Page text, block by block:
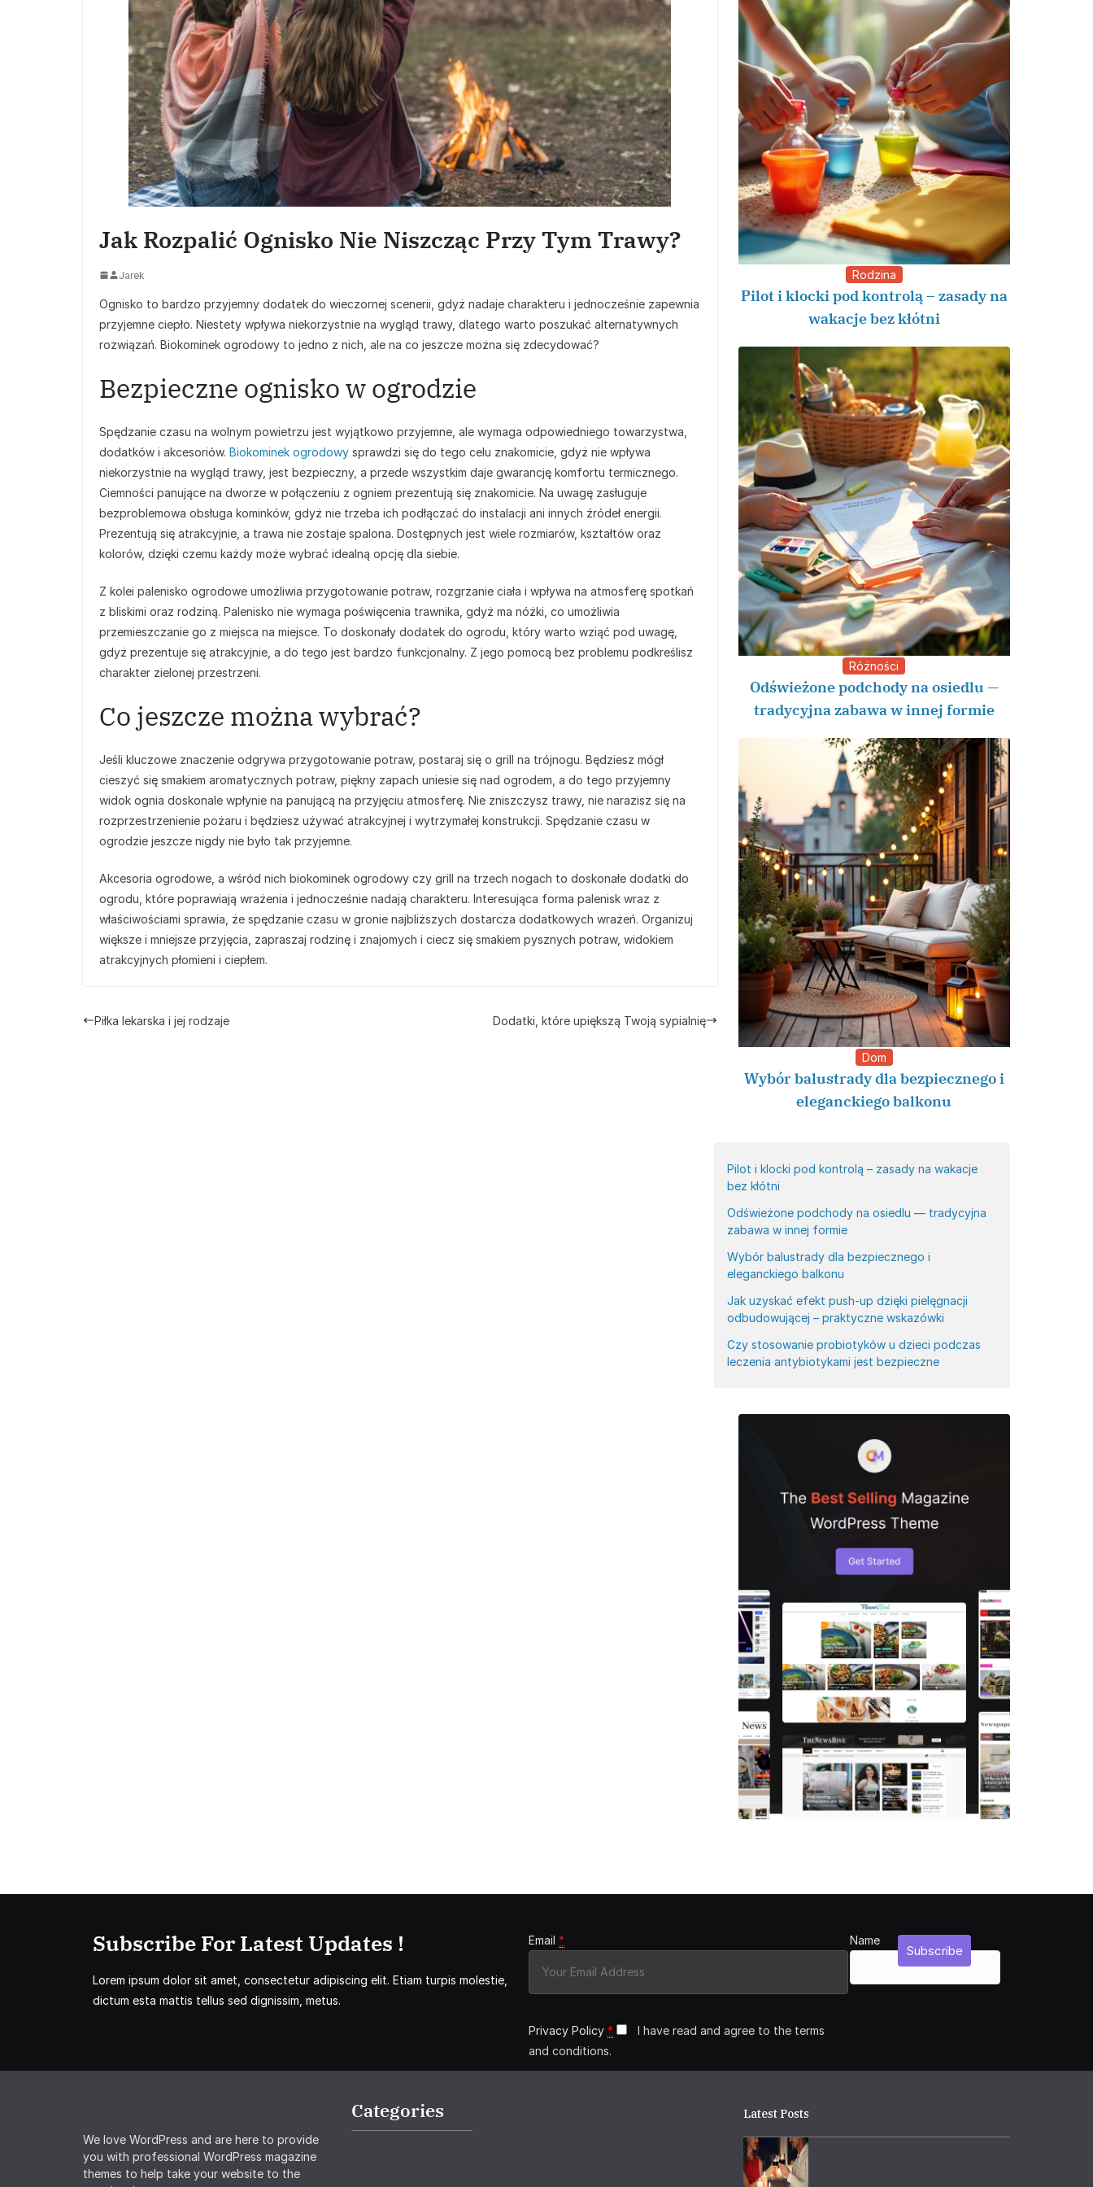
Jak Rozpalić Ognisko Nie Niszcząc Przy Tym Trawy?
Jarek
Ognisko to bardzo przyjemny dodatek do wieczornej scenerii, gdyż nadaje charakteru i jednocześnie zapewnia
przyjemne ciepło. Niestety wpływa niekorzystnie na wygląd trawy, dlatego warto poszukać alternatywnych
rozwiązań. Biokominek ogrodowy to jedno z nich, ale na co jeszcze można się zdecydować?
Bezpieczne ognisko w ogrodzie
Spędzanie czasu na wolnym powietrzu jest wyjątkowo przyjemne, ale wymaga odpowiedniego towarzystwa,
dodatków i akcesoriów. Biokominek ogrodowy sprawdzi się do tego celu znakomicie, gdyż nie wpływa
niekorzystnie na wygląd trawy, jest bezpieczny, a przede wszystkim daje gwarancję komfortu termicznego.
Ciemności panujące na dworze w połączeniu z ogniem prezentują się znakomicie. Na uwagę zasługuje
bezproblemowa obsługa kominków, gdyż nie trzeba ich podłączać do instalacji ani innych źródeł energii.
Prezentują się atrakcyjnie, a trawa nie zostaje spalona. Dostępnych jest wiele rozmiarów, kształtów oraz
kolorów, dzięki czemu każdy może wybrać idealną opcję dla siebie.
Z kolei palenisko ogrodowe umożliwia przygotowanie potraw, rozgrzanie ciała i wpływa na atmosferę spotkań
z bliskimi oraz rodziną. Palenisko nie wymaga poświęcenia trawnika, gdyż ma nóżki, co umożliwia
przemieszczanie go z miejsca na miejsce. To doskonały dodatek do ogrodu, który warto wziąć pod uwagę,
gdyż prezentuje się atrakcyjnie, a do tego jest bardzo funkcjonalny. Z jego pomocą bez problemu podkreślisz
charakter zielonej przestrzeni.
Co jeszcze można wybrać?
Jeśli kluczowe znaczenie odgrywa przygotowanie potraw, postaraj się o grill na trójnogu. Będziesz mógł
cieszyć się smakiem aromatycznych potraw, piękny zapach uniesie się nad ogrodem, a do tego przyjemny
widok ognia doskonale wpłynie na panującą na przyjęciu atmosferę. Nie zniszczysz trawy, nie narazisz się na
rozprzestrzenienie pożaru i będziesz używać atrakcyjnej i wytrzymałej konstrukcji. Spędzanie czasu w
ogrodzie jeszcze nigdy nie było tak przyjemne.
Akcesoria ogrodowe, a wśród nich biokominek ogrodowy czy grill na trzech nogach to doskonałe dodatki do
ogrodu, które poprawiają wrażenia i jednocześnie nadają charakteru. Interesująca forma palenisk wraz z
właściwościami sprawia, że spędzanie czasu w gronie najbliższych dostarcza dodatkowych wrażeń. Organizuj
większe i mniejsze przyjęcia, zapraszaj rodzinę i znajomych i ciecz się smakiem pysznych potraw, widokiem
atrakcyjnych płomieni i ciepłem.
Piłka lekarska i jej rodzaje Dodatki, które upiększą Twoją sypialnię
Rodzina
Pilot i klocki pod kontrolą – zasady na
wakacje bez kłótni
Różności
Odświeżone podchody na osiedlu —
tradycyjna zabawa w innej formie
Dom
Wybór balustrady dla bezpiecznego i
eleganckiego balkonu
Pilot i klocki pod kontrolą – zasady na wakacje
bez kłótni
Odświeżone podchody na osiedlu — tradycyjna
zabawa w innej formie
Wybór balustrady dla bezpiecznego i
eleganckiego balkonu
Jak uzyskać efekt push-up dzięki pielęgnacji
odbudowującej – praktyczne wskazówki
Czy stosowanie probiotyków u dzieci podczas
leczenia antybiotykami jest bezpieczne
Subscribe For Latest Updates !
Lorem ipsum dolor sit amet, consectetur adipiscing elit. Etiam turpis molestie,
dictum esta mattis tellus sed dignissim, metus.
Email *
Privacy Policy *
I have read and agree to the terms
and conditions.
Name
Subscribe
We love WordPress and are here to provide
you with professional WordPress magazine
themes to help take your website to the
Categories Latest Posts